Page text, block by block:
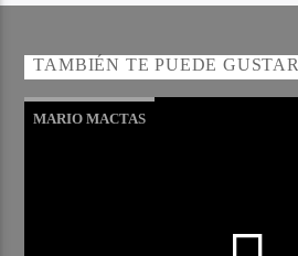
TAMBIÉN TE PUEDE GUSTAR
MARIO MACTAS